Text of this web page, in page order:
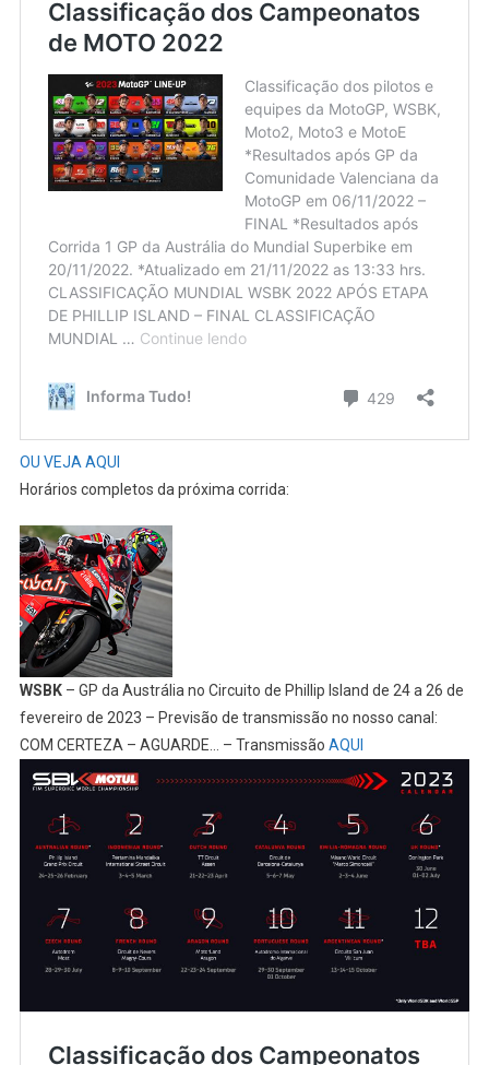
OU VEJA AQUI
Horários completos da próxima corrida:
WSBK– GP da Austrália no Circuito de Phillip Island de 24 a 26 de
fevereiro de 2023 – Previsão de transmissão no nosso canal:
COM CERTEZA – AGUARDE… – Transmissão AQUI